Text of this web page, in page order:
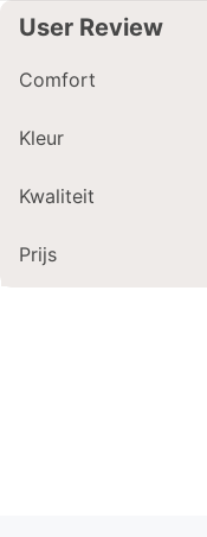
User Review
Comfort
Kleur
Kwaliteit
Prijs